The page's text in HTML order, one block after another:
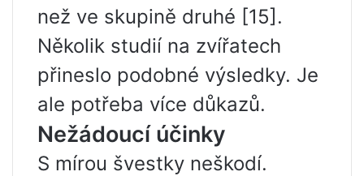
než ve skupině druhé [15].
Několik studií na zvířatech
přineslo podobné výsledky. Je
ale potřeba více důkazů.
Nežádoucí účinky
S mírou švestky neškodí.